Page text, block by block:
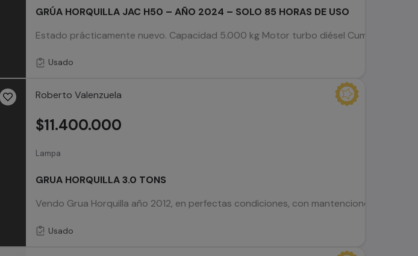
GRÚA HORQUILLA JAC H50 – AÑO 2024 – SOLO 85 HORAS DE USO
Estado prácticamente nuevo. Capacidad 5.000 kg Motor turbo diésel Cummins
Usado
Roberto Valenzuela
Lampa
GRUA HORQUILLA 3.0 TONS
Vendo Grua Horquilla año 2012, en perfectas condiciones, con mantenciones al dia
$11.400.000
Usado